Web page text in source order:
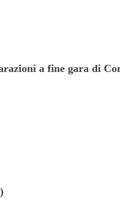
a fine gara di